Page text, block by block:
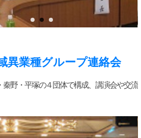
異業種グループ連絡会
秦野・平塚の４団体で構成、講演会や交流